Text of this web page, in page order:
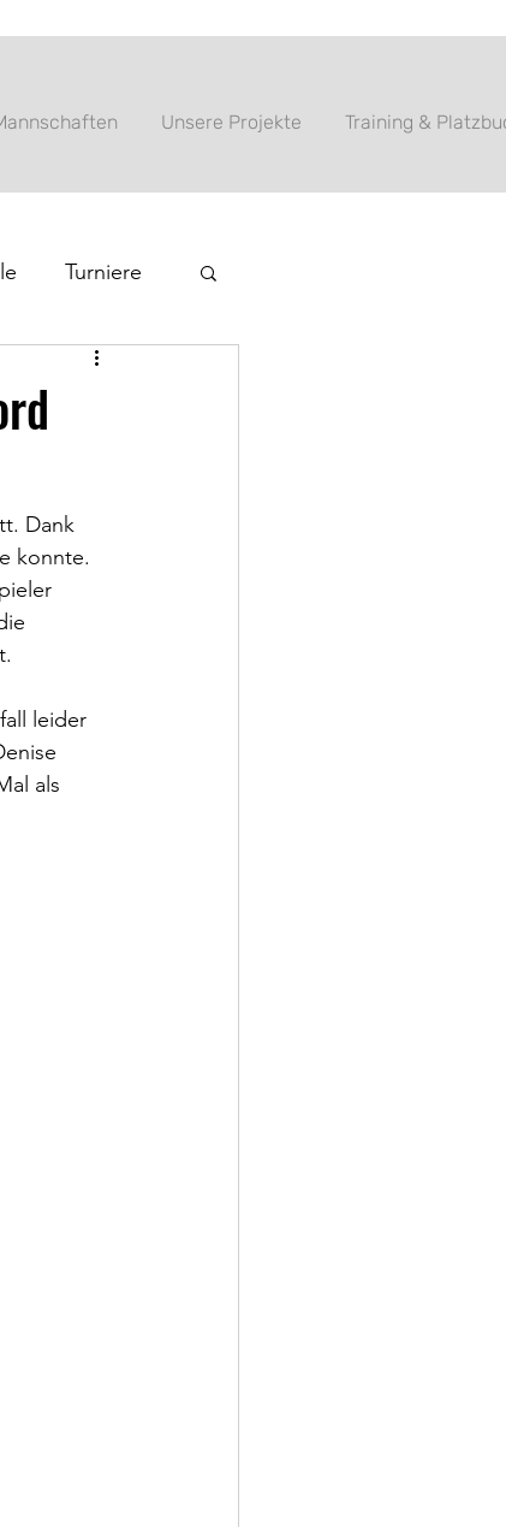
Unsere Projekte Training &
Turniere
Dank
konnte.
leider
als